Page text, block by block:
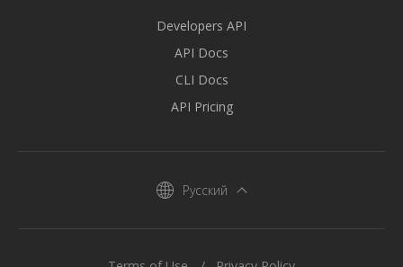
Developers API
API Docs
CLI Docs
API Pricing
Русский